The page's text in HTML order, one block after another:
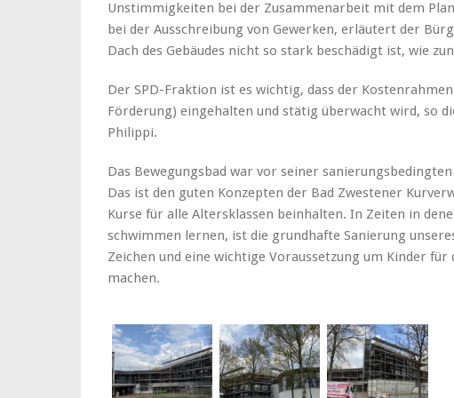
Unstimmigkeiten bei der Zusammenarbeit mit dem
bei der Ausschreibung von Gewerken, erläutert der
Dach des Gebäudes nicht so stark beschädigt ist, wie
Der SPD-Fraktion ist es wichtig, dass der
Förderung) eingehalten und stätig überwacht wird, so
Philippi.
Das Bewegungsbad war vor seiner
Das ist den guten Konzepten der Bad Zwestener
Kurse für alle Altersklassen beinhalten. In Zeiten in
schwimmen lernen, ist die grundhafte Sanierung
Zeichen und eine wichtige Voraussetzung um Kinder
machen.